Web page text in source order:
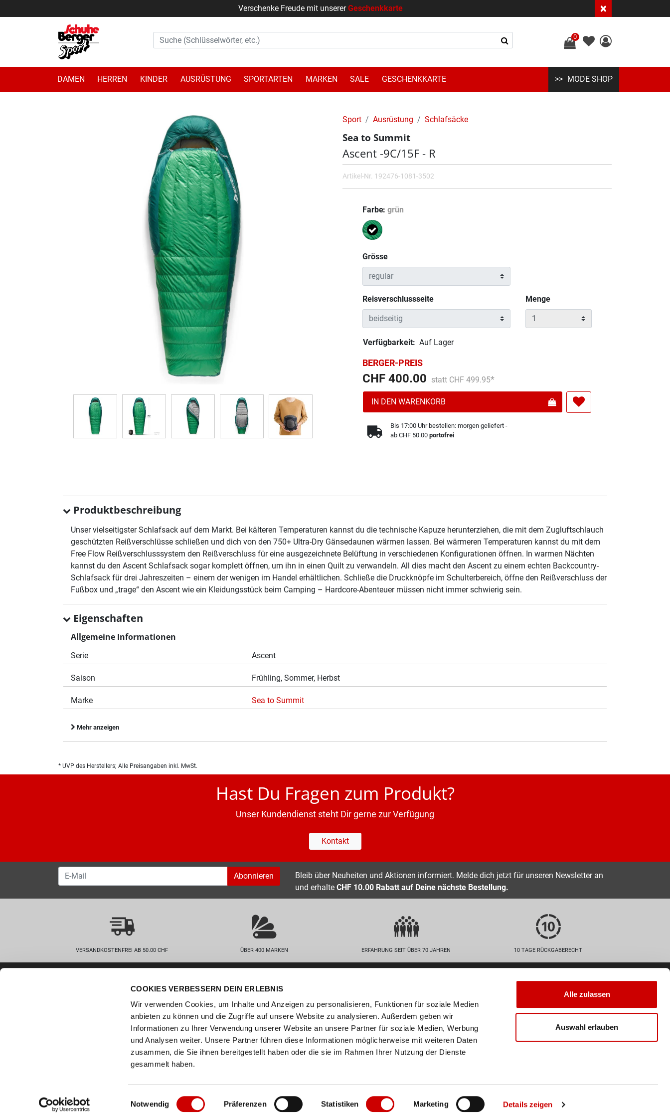
COOKIES VERBESSERN DEIN ERLEBNIS
Wir verwenden Cookies, um Inhalte und Anzeigen zu personalisieren, Funktionen für soziale Medien
anbieten zu können und die Zugriffe auf unsere Website zu analysieren. Außerdem geben wir
Informationen zu Ihrer Verwendung unserer Website an unsere Partner für soziale Medien, Werbung
und Analysen weiter. Unsere Partner führen diese Informationen möglicherweise mit weiteren Daten
zusammen, die Sie ihnen bereitgestellt haben oder die sie im Rahmen Ihrer Nutzung der Dienste
gesammelt haben.
Einwilligungsauswahl
Notwendig Präferenzen Statistiken Marketing Details zeigen
Alle zulassen
Auswahl erlauben
Verschenke Freude mit unsererGeschenkkarte ×
0
DAMEN HERREN KINDER AUSRÜSTUNG SPORTARTEN MARKEN SALE GESCHENKKARTE MODE SHOP
Sport Ausrüstung Schlafsäcke
Sea to Summit
Ascent -9C/15F - R
Artikel-Nr. 192476-1081-3502
Farbe grün
Grösse
Reisverschlussseite Menge
Verfügbarkeit: Auf Lager
BERGER-PREIS
CHF 400.00 Preis reduziert von
statt CHF 499.95
An
IN DEN WARENKORB
Bis 17:00 Uhr bestellen: morgen geliefert -
ab CHF 50.00portofrei
Produktbeschreibung
Unser vielseitigster Schlafsack auf dem Markt. Bei kälteren Temperaturen kannst du die technische Kapuze herunterziehen, die mit dem Zugluftschlauch
geschützten Reißverschlüsse schließen und dich von den 750+ Ultra-Dry Gänsedaunen wärmen lassen. Bei wärmeren Temperaturen kannst du mit dem
Free Flow Reißverschlusssystem den Reißverschluss für eine ausgezeichnete Belüftung in verschiedenen Konfigurationen öffnen. In warmen Nächten
kannst du den Ascent Schlafsack sogar komplett öffnen, um ihn in einen Quilt zu verwandeln. All dies macht den Ascent zu einem echten Backcountry-
Schlafsack für drei Jahreszeiten – einem der wenigen im Handel erhältlichen. Schließe die Druckknöpfe im Schulterbereich, öffne den Reißverschluss der
Fußbox und „trage“ den Ascent wie ein Kleidungsstück beim Camping – Hardcore-Abenteuer müssen nicht immer schwierig sein.
Eigenschaften
Allgemeine Informationen
Serie Ascent
Saison Frühling, Sommer, Herbst
Marke Sea to Summit
Mehr anzeigen
* UVP des Herstellers; Alle Preisangaben inkl. MwSt.
Hast Du Fragen zum Produkt?
Unser Kundendienst steht Dir gerne zur Verfügung
Kontakt
Abonnieren
Bleib über Neuheiten und Aktionen informiert. Melde dich jetzt für unseren Newsletter an
und erhalte CHF 10.00 Rabatt auf Deine nächste Bestellung.
VERSANDKOSTENFREI AB 50.00 CHF ÜBER 400 MARKEN ERFAHRUNG SEIT ÜBER 70 JAHREN 10 TAGE RÜCKGABERECHT
Hilfe & FAQs
Grössentabelle
Retouren
Click & Collect
Job / Karriere
Events Versand
CHF ist der Versand
kostenlos.